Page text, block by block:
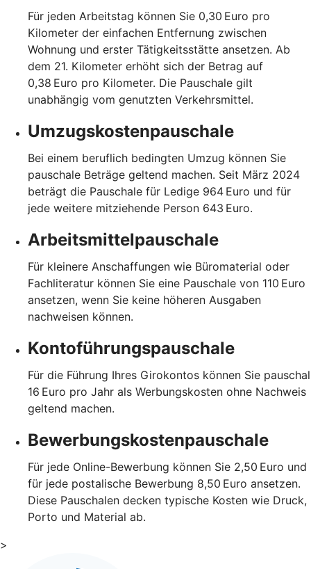
Für jeden Arbeitstag können Sie 0,30 Euro pro
Kilometer der einfachen Entfernung zwischen
Wohnung und erster Tätigkeitsstätte ansetzen. Ab
dem 21. Kilometer erhöht sich der Betrag auf
0,38 Euro pro Kilometer. Die Pauschale gilt
unabhängig vom genutzten Verkehrsmittel.
Umzugskostenpauschale
Bei einem beruflich bedingten Umzug können Sie
pauschale Beträge geltend machen. Seit März 2024
beträgt die Pauschale für Ledige 964 Euro und für
jede weitere mitziehende Person 643 Euro.
Arbeitsmittelpauschale
Für kleinere Anschaffungen wie Büromaterial oder
Fachliteratur können Sie eine Pauschale von 110 Euro
ansetzen, wenn Sie keine höheren Ausgaben
nachweisen können.
Kontoführungspauschale
Für die Führung Ihres Girokontos können Sie pauschal
16 Euro pro Jahr als Werbungskosten ohne Nachweis
geltend machen.
Bewerbungskostenpauschale
Für jede Online-Bewerbung können Sie 2,50 Euro und
für jede postalische Bewerbung 8,50 Euro ansetzen.
Diese Pauschalen decken typische Kosten wie Druck,
Porto und Material ab.
>